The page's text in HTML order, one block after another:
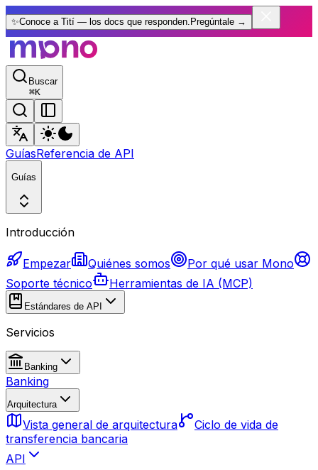
✨Conoce a Tití — los docs que responden. Pregúntale →
Buscar
⌘K
GuíasReferencia de API
Guías
Introducción
Empezar Quiénes somos
Por qué usar Mono
Soporte técnico
Herramientas de IA (MCP)
Estándares de API
Servicios
Banking
Banking
Arquitectura
Vista general de arquitectura
Ciclo de vida de
transferencia bancaria
API